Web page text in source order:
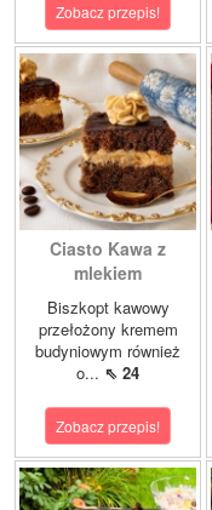
Zobacz przepis!
Ciasto Kawa z
mlekiem
Biszkopt kawowy
przełożony kremem
budyniowym również
o... ⇖ 24
Zobacz przepis!